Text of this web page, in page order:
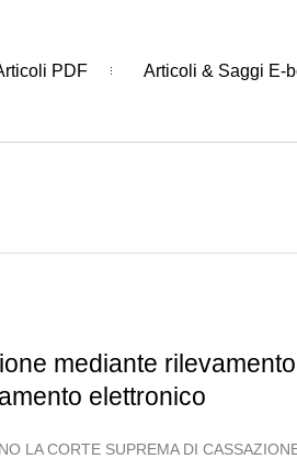
PDF Articoli & Saggi E-
mediante
elettronico
LA CORTE SUPREMA DI